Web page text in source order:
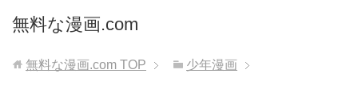
無料な漫画.com
無料な漫画.com TOP 少年漫画